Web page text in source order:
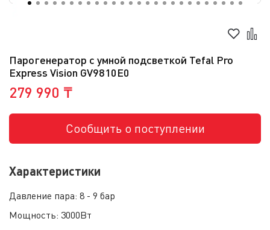
Парогенератор с умной подсветкой Tefal Pro
Express Vision GV9810E0
279 990 ₸
Сообщить о поступлении
Характеристики
Давление пара: 8 - 9 бар
Мощность: 3000Вт